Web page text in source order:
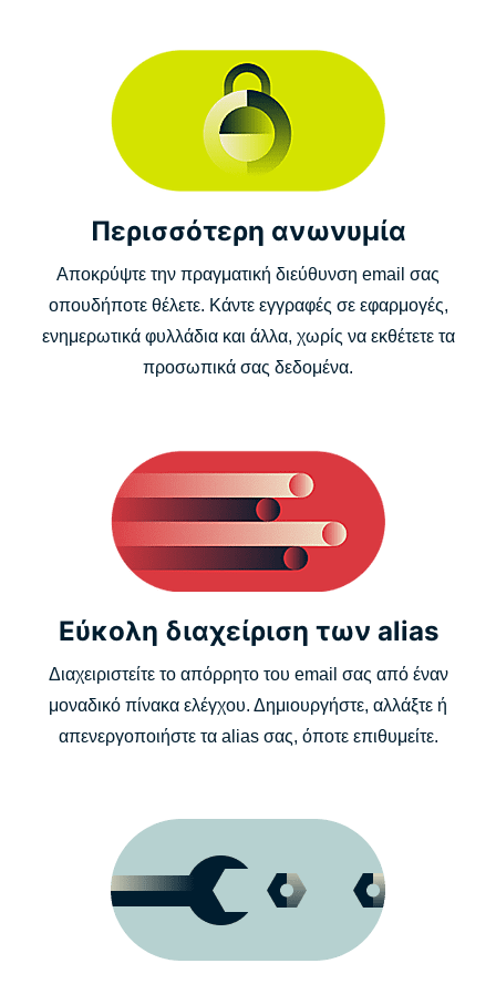
Περισσότερη ανωνυμία
Αποκρύψτε την πραγματική διεύθυνση email σας
οπουδήποτε θέλετε. Κάντε εγγραφές σε εφαρμογές,
ενημερωτικά φυλλάδια και άλλα, χωρίς να εκθέτετε τα
προσωπικά σας δεδομένα.
Εύκολη διαχείριση των alias
Διαχειριστείτε το απόρρητο του email σας από έναν
μοναδικό πίνακα ελέγχου. Δημιουργήστε, αλλάξτε ή
απενεργοποιήστε τα alias σας, όποτε επιθυμείτε.